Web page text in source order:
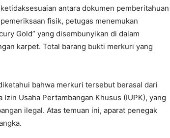
antara dokumen pemberitahuan
fisik, petugas menemukan
Gold” yang disembunyikan di dalam
karpet. Total barang bukti merkuri yang
bahwa merkuri tersebut berasal dari
Usaha Pertambangan Khusus (IUPK), yang
ilegal. Atas temuan ini, aparat penegak